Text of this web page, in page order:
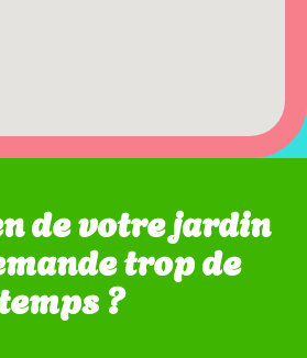
de votre jardin
trop de
?